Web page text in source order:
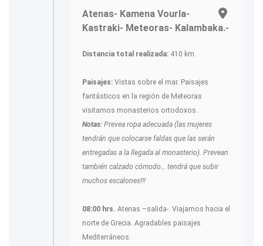
Atenas- Kamena Vourla-
Kastraki- Meteoras- Kalambaka.-
Distancia total realizada: 410 km.
Paisajes: Vistas sobre el mar. Paisajes
fantásticos en la región de Meteoras
visitamos monasterios ortodoxos.
Notas: Prevea ropa adecuada (las mujeres
tendrán que colocarse faldas que las serán
entregadas a la llegada al monasterio). Prevean
también calzado cómodo… tendrá que subir
muchos escalones!!!
08:00 hrs. Atenas –salida-. Viajamos hacia el
norte de Grecia. Agradables paisajes
Mediterráneos.